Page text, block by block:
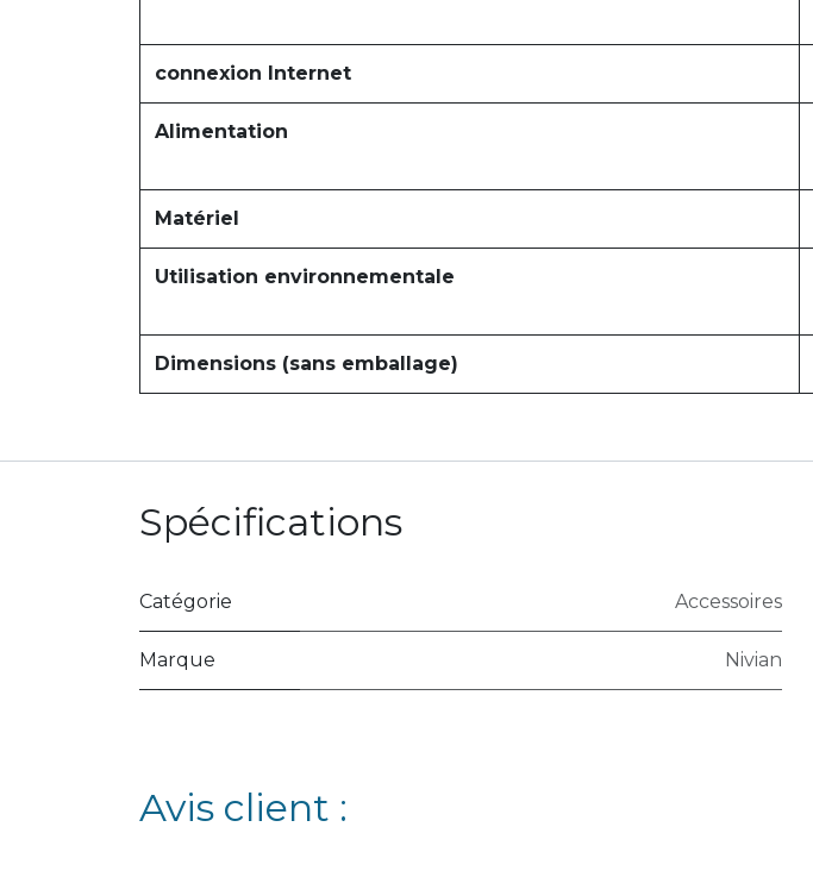
connexion Internet
Alimentation
Matériel
Utilisation environnementale
Dimensions (sans emballage)
Spécifications
Catégorie Accessoires
Marque Nivian
Avis client :